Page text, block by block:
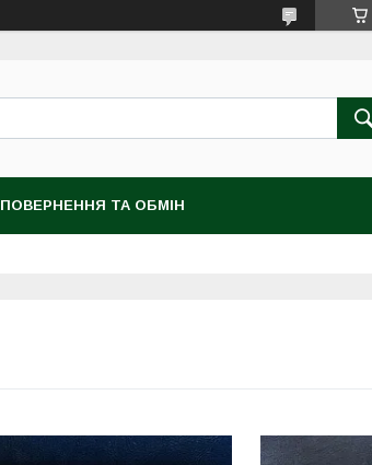
ПОВЕРНЕННЯ ТА ОБМІН